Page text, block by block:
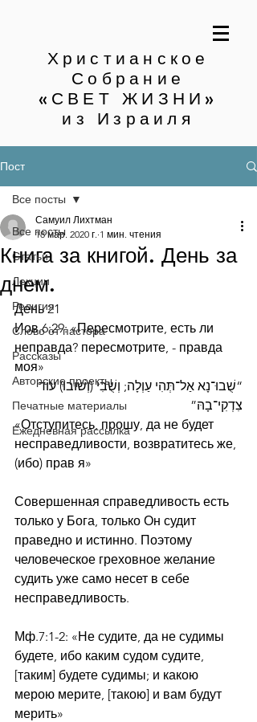
Христианское
Собрание
«СВЕТ ЖИЗНИ»
из Израиля
Пост
Все посты
Статьи
Лекции
Религия
Слово от пастора
Рассказы
Авторские проекты
Печатные материалы
Ежедневная рассылка
Все посты
Книга за книгой. День за
днем.
Самуил Лихтман
18 мар. 2020 г. 1 мин. чтения
День 21
Иов.6:29: «Пересмотрите, есть ли
неправда? пересмотрите, - правда
моя»
“שֻׁבוּ־נָא אַל־תְּהִי עַוְלָה; וְשֻׁבִי (וְשׁוּבוּ) עוֹד
צִדְקִי־בָהּ”
«Отступитесь, прошу, да не будет
несправедливости, возвратитесь же,
(ибо) прав я»
Совершенная справедливость есть
только у Бога, только Он судит
праведно и истинно. Поэтому
человеческое греховное желание
судить уже само несет в себе
несправедливость.
Мф.7:1-2: «Не судите, да не судимы
будете, ибо каким судом судите,
[таким] будете судимы; и какою
мерою мерите, [такою] и вам будут
мерить»